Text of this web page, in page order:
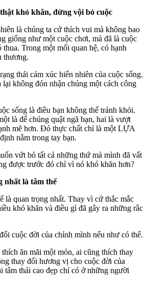
khó khăn, đừng vội bỏ cuộc
là chúng ta cứ thích vui mà không bao
giống như một cuộc chơi, mà đã là cuộc
Trong một mối quan hệ, có hạnh
thương.
thái cảm xúc hiển nhiên của cuộc sống.
không đón nhận chúng một cách công
sống là điều bạn không thể tránh khỏi.
là để chúng quật ngã bạn, hai là vượt
mẽ hơn. Đó thực chất chỉ là một LỰA
nằm trong tay bạn.
vứt bỏ tất cả những thứ mà mình đã vất
được trước đó chỉ vì nó khó khăn hơn?
nhất là tâm thế
là quan trọng nhất. Thay vì cứ thắc mắc
khó khăn và điều gì đã gây ra những rắc
cuộc đời của chính mình nếu như có thể.
ăn mãi một món, ai cũng thích thay
thay đổi hương vị cho cuộc đời của
tâm thái cao đẹp chỉ có ở những người